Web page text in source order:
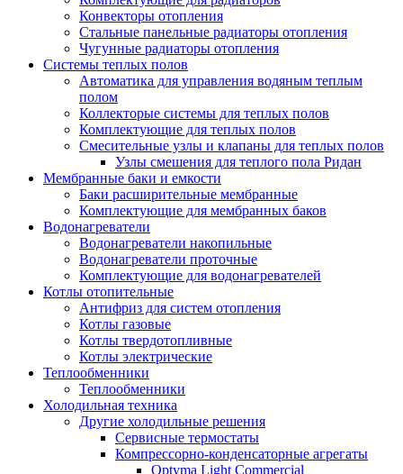
Конвекторы отопления
Стальные панельные радиаторы отопления
Чугунные радиаторы отопления
Системы теплых полов
Автоматика для управления водяным теплым
полом
Коллекторые системы для теплых полов
Комплектующие для теплых полов
Смесительные узлы и клапаны для теплых полов
Узлы смешения для теплого пола Ридан
Мембранные баки и емкости
Баки расширительные мембранные
Комплектующие для мембранных баков
Водонагреватели
Водонагреватели накопильные
Водонагреватели проточные
Комплектующие для водонагревателей
Котлы отопительные
Антифриз для систем отопления
Котлы газовые
Котлы твердотопливные
Котлы электрические
Теплообменники
Теплообменники
Холодильная техника
Другие холодильные решения
Сервисные термостаты
Компрессорно-конденсаторные агрегаты
Optyma Light Commercial